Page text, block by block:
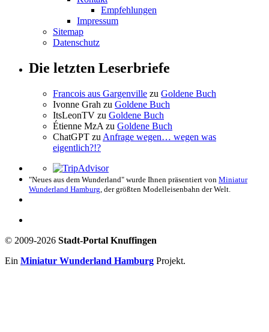
Empfehlungen
Impressum
Sitemap
Datenschutz
Die letzten Leserbriefe
Francois aus Gargenville zu Goldene Buch
Ivonne Grah zu Goldene Buch
ItsLeonTV zu Goldene Buch
Étienne MzA zu Goldene Buch
ChatGPT zu Anfrage wegen… wegen was
eigentlich?!?
"Neues aus dem Wunderland" wurde Ihnen präsentiert von Miniatur
Wunderland Hamburg , der größten Modelleisenbahn der Welt.
© 2009-2026 Stadt-Portal Knuffingen
Ein Miniatur Wunderland Hamburg Projekt.